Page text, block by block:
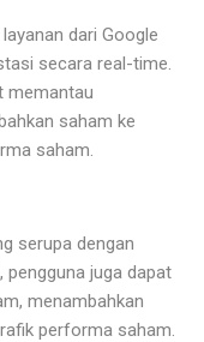
dari Google
secara real-time.
memantau
saham ke
saham.
serupa dengan
pengguna juga dapat
menambahkan
performa saham.